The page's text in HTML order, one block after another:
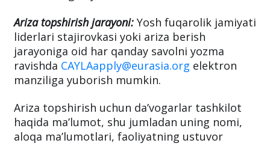
Ariza topshirish jarayoni: Yosh fuqarolik jamiyati
liderlari stajirovkasi yoki ariza berish
jarayoniga oid har qanday savolni yozma
ravishda CAYLAapply@eurasia.org elektron
manziliga yuborish mumkin.
Ariza topshirish uchun da’vogarlar tashkilot
haqida ma’lumot, shu jumladan uning nomi,
aloqa ma’lumotlari, faoliyatning ustuvor